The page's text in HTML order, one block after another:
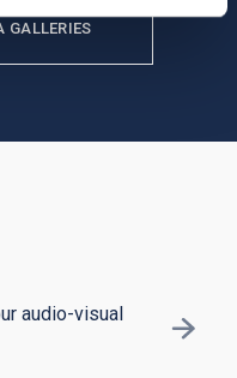
GALLERIES
audio-visual